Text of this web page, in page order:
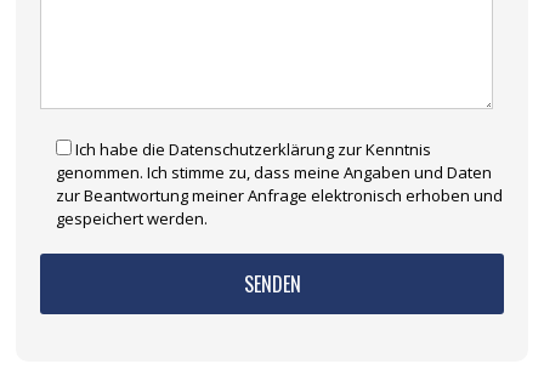
Ich habe die Datenschutzerklärung zur Kenntnis
genommen. Ich stimme zu, dass meine Angaben und Daten
zur Beantwortung meiner Anfrage elektronisch erhoben und
gespeichert werden.